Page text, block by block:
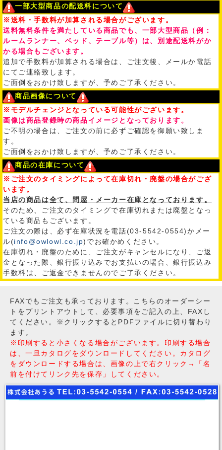
一部大型商品の配送料について
※送料・手数料が加算される場合がございます。
送料無料条件を満たしている商品でも、一部大型商品（例：
ルームランナー、ベッド、テーブル等）は、別途配送料がか
かる場合もございます。
追加で手数料が加算される場合は、ご注文後、メールか電話
にてご連絡致します。
ご面倒をおかけ致しますが、予めご了承ください。
商品画像について
※モデルチェンジとなっている可能性がございます。
画像は商品登録時の商品イメージとなっております。
ご不明の場合は、ご注文の前に必ずご確認を御願い致しま
す。
ご面倒をおかけ致しますが、予めご了承ください。
商品の在庫について
※ご注文のタイミングによって在庫切れ・廃盤の場合がござ
います。
当店の商品は全て、問屋・メーカー在庫となっております。
そのため、ご注文のタイミングで在庫切れまたは廃盤となっ
ている商品もございます。
ご注文の際は、必ず在庫状況を電話(03-5542-0554)かメー
ル(info@owlowl.co.jp)でお確かめください。
在庫切れ・廃盤のために、ご注文がキャンセルになり、ご返
金となった際、銀行振り込みでお支払いの場合、銀行振込み
手数料は、ご返金できませんのでご了承ください。
FAXでもご注文も承っております。こちらのオーダーシー
トをプリントアウトして、必要事項をご記入の上、FAXし
てください。※クリックするとPDFファイルに切り替わり
ます。
※印刷すると小さくなる場合がございます。印刷する場合
は、一旦カタログをダウンロードしてください。カタログ
をダウンロードする場合は、画像の上で右クリック→「名
前を付けてリンク先を保存」してください。